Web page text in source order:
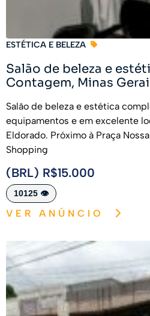
ESTÉTICA E BELEZA
Salão de beleza e
Contagem, Minas
Salão de beleza e estética
equipamentos e em excelente
Eldorado. Próximo à Praça
Shopping
(BRL) R$15.000
10125 👁️
VER ANÚNCIO